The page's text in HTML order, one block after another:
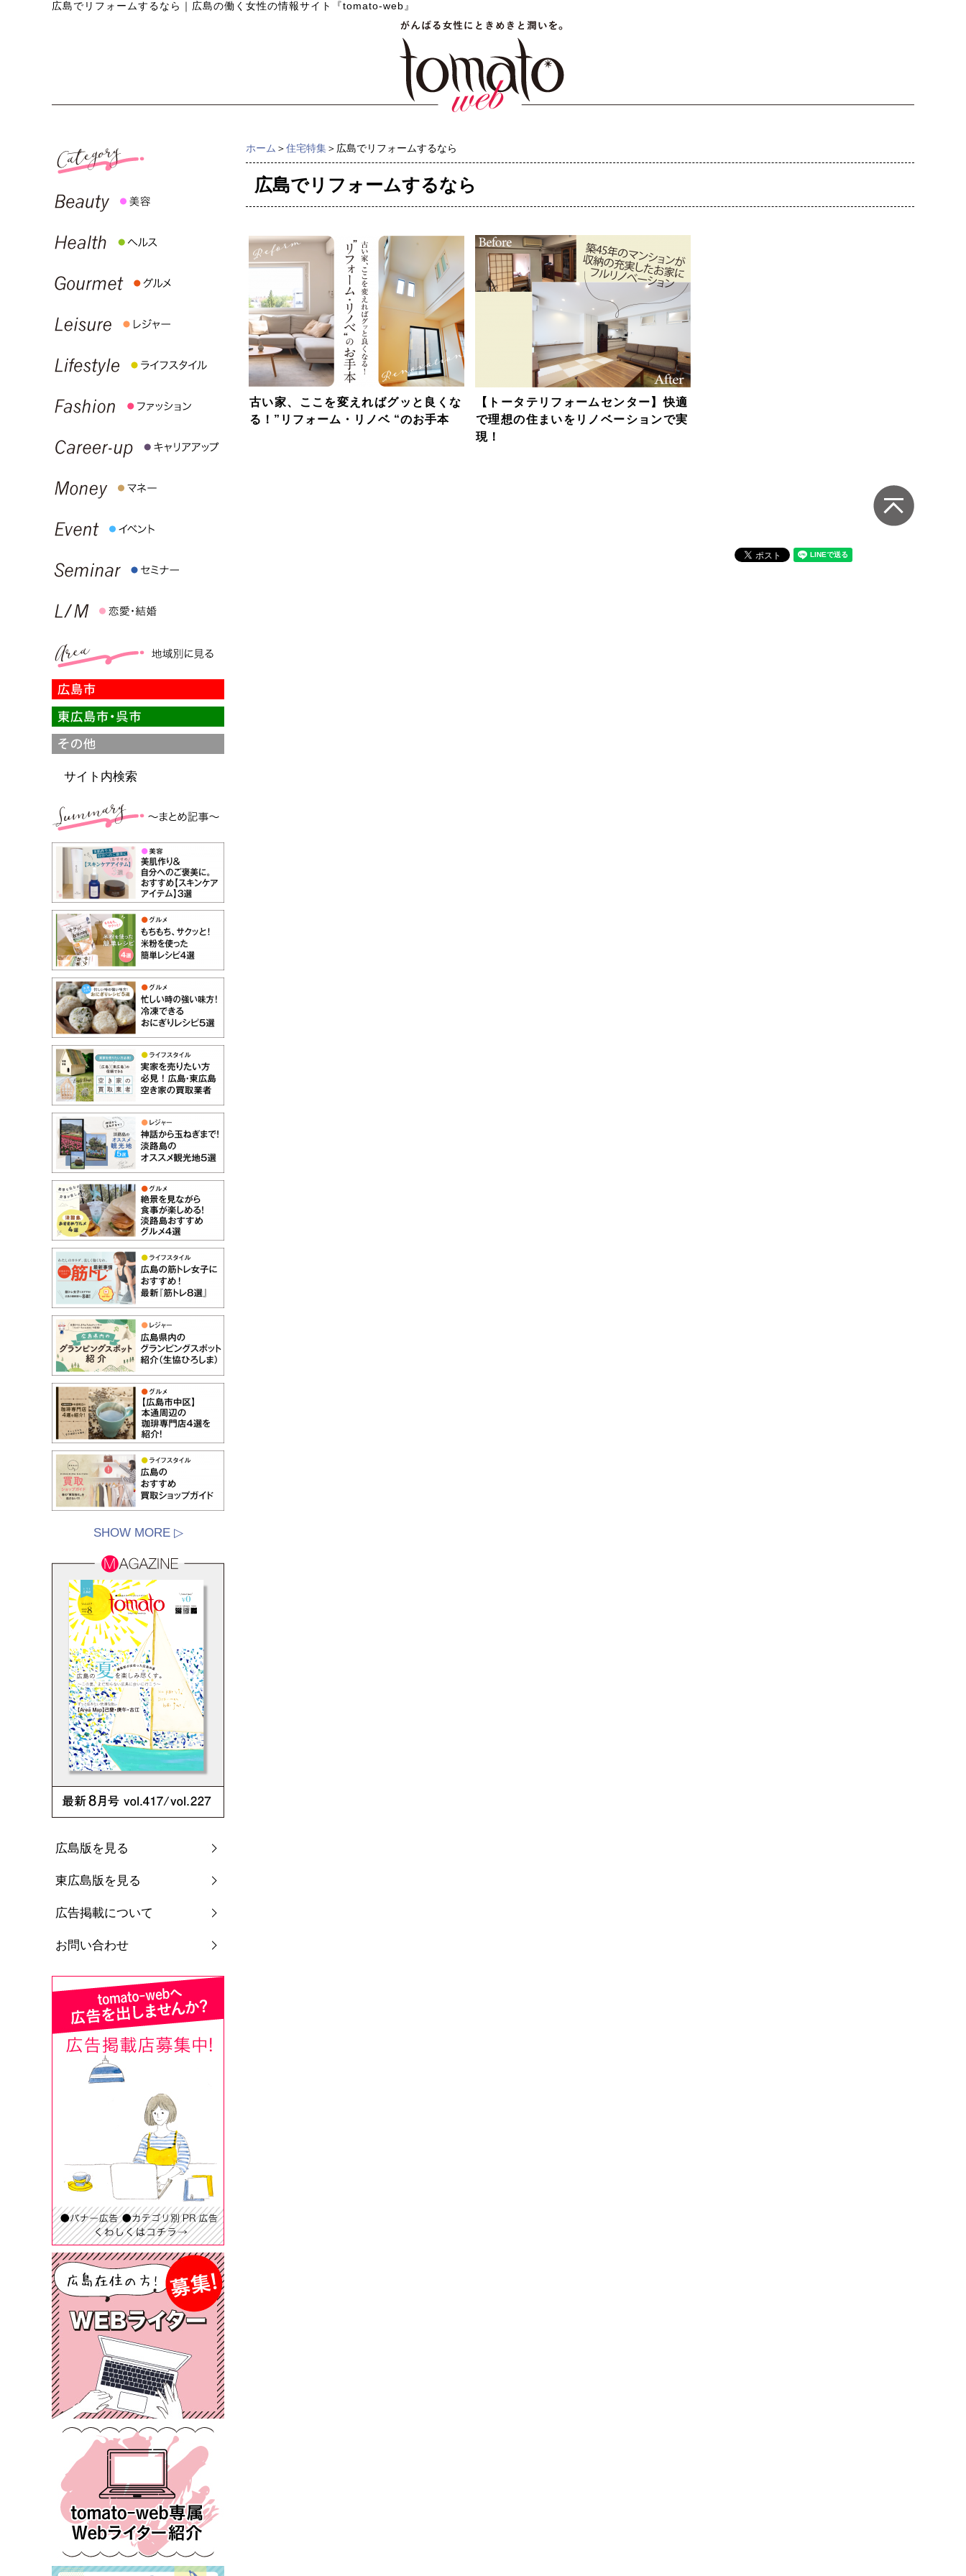
広島でリフォームするなら ｜ 広島の働く女性の情報サイト『tomato-web』
ホーム ＞住宅特集＞広島でリフォームするなら
広島でリフォームするなら
古い家、ここを変えればグッと良くな
る！”リフォーム・リノベ “のお手本
【トータテリフォームセンター】快適
で理想の住まいをリノベーションで実
現！
サイト内検索
SHOW MORE ▷
広島版を見る
東広島版を見る
広告掲載について
お問い合わせ